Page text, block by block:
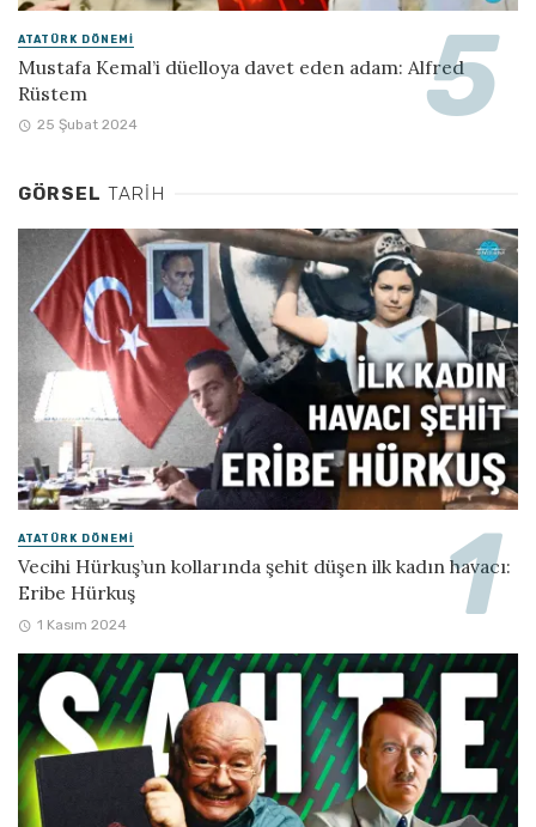
ATATÜRK DÖNEMI
Mustafa Kemal’i düelloya davet eden adam: Alfred
Rüstem
25 Şubat 2024
GÖRSEL TARIH
ATATÜRK DÖNEMI
Vecihi Hürkuş’un kollarında şehit düşen ilk kadın havacı:
Eribe Hürkuş
1 Kasım 2024